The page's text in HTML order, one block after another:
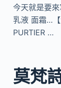
今天就是要
乳液 面霜…
PURTIER …
莫梵